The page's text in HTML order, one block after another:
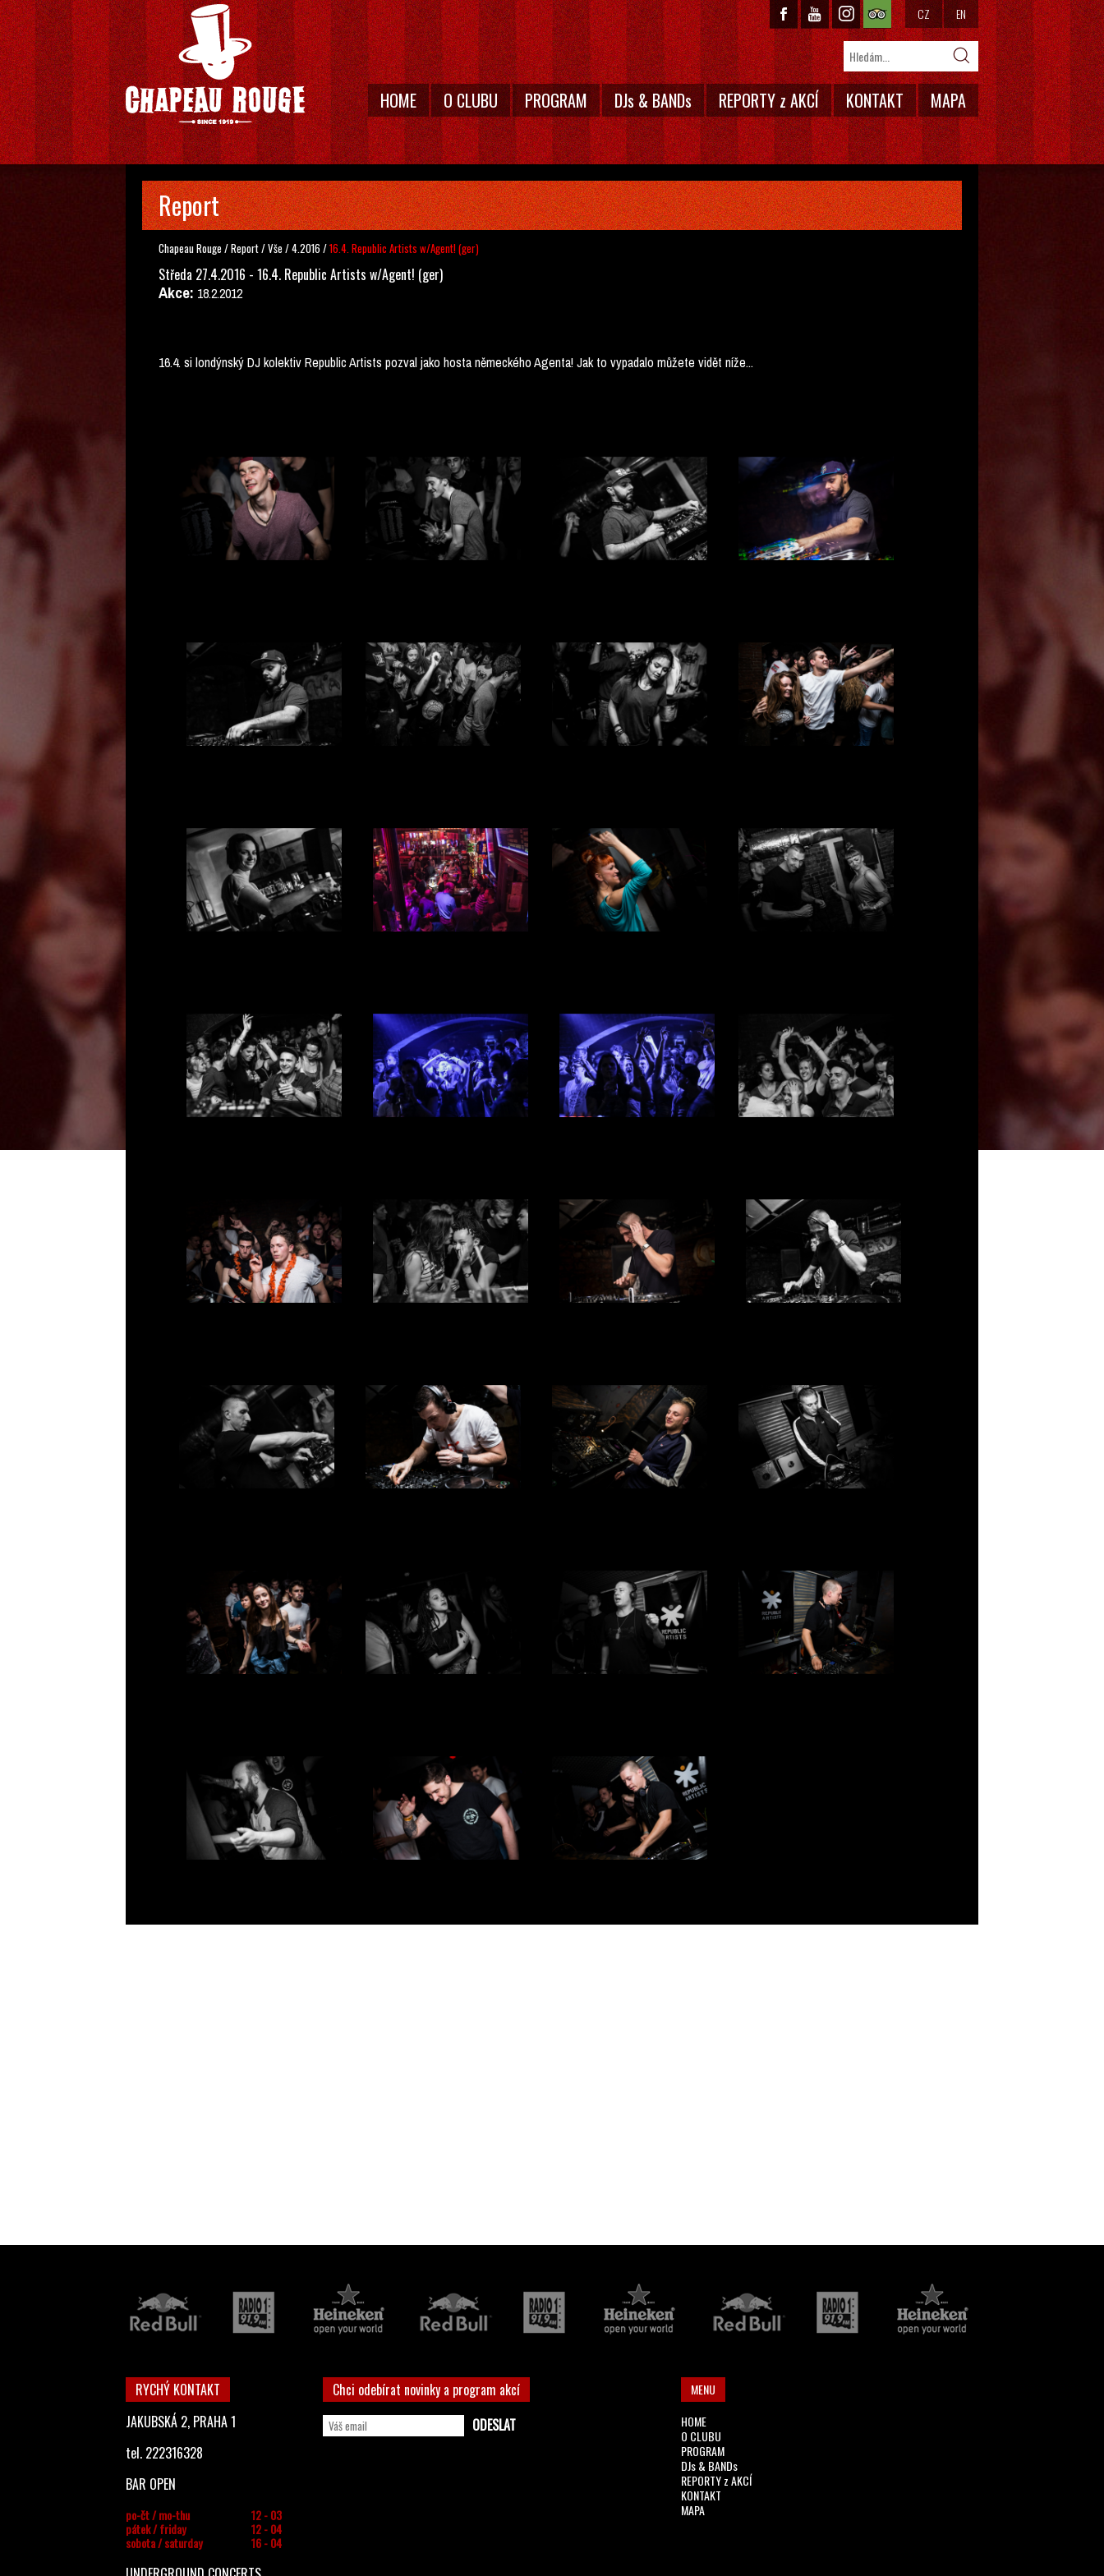
HOME O CLUBU PROGRAM DJs & BANDs REPORTY z AKCÍ KONTAKT MAPA
CZ EN
Report
Chapeau Rouge /Report/Vše /4.2016 /16.4. Republic Artists w/Agent! (ger)
Středa 27.4.2016 - 16.4. Republic Artists w/Agent! (ger)
Akce: 18.2.2012
16.4. si londýnský DJ kolektiv Republic Artists pozval jako hosta německého Agenta! Jak to vypadalo můžete vidět níže...
RYCHÝ KONTAKT
JAKUBSKÁ 2, PRAHA 1
tel. 222316328
BAR OPEN
po-čt / mo-thu
12 - 03
pátek / friday
12 - 04
sobota / saturday
16 - 04
Chci odebírat novinky a program akcí
MENU
HOME
O CLUBU
PROGRAM
DJs & BANDs
REPORTY z AKCÍ
KONTAKT
MAPA